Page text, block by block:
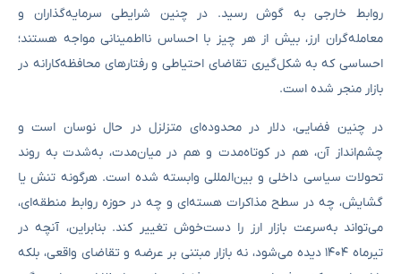
روابط خارجی به گوش رسید. در چنین شرایطی سرمایه‌گذاران و
معامله‌گران ارز، بیش از هر چیز با احساس نااطمینانی مواجه هستند؛
احساسی که به شکل‌گیری تقاضای احتیاطی و رفتارهای محافظه‌کارانه در
بازار منجر شده است.
در چنین فضایی، دلار در محدوده‌ای متزلزل در حال نوسان است و
چشم‌انداز آن، هم در کوتاه‌مدت و هم در میان‌مدت، به‌شدت به روند
تحولات سیاسی داخلی و بین‌المللی وابسته شده است. هرگونه تنش یا
گشایش، چه در سطح مذاکرات هسته‌ای و چه در حوزه روابط منطقه‌ای،
می‌تواند به‌سرعت بازار ارز را دست‌خوش تغییر کند. بنابراین، آنچه در
تیرماه ۱۴۰۴ دیده می‌شود، نه بازار مبتنی بر عرضه و تقاضای واقعی، بلکه